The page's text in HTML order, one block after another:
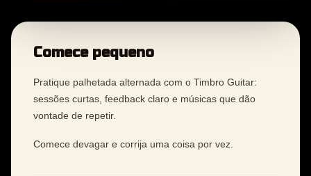
Comece pequeno
Pratique palhetada alternada com o Timbro Guitar:
sessões curtas, feedback claro e músicas que dão
vontade de repetir.
Comece devagar e corrija uma coisa por vez.